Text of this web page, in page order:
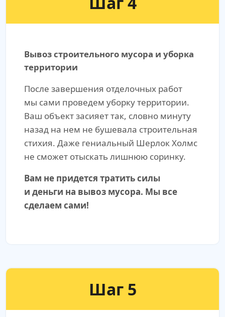
Вывоз строительного мусора и уборка
территории
После завершения отделочных работ
мы сами проведем уборку территории.
Ваш объект засияет так, словно минуту
назад на нем не бушевала строительная
стихия. Даже гениальный Шерлок Холмс
не сможет отыскать лишнюю соринку.
Вам не придется тратить силы
и деньги на вывоз мусора. Мы все
сделаем сами!
Шаг 5